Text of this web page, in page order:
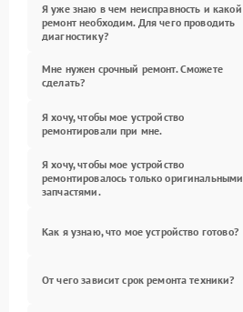
Я уже знаю в чем неисправность и какой
ремонт необходим. Для чего проводить
диагностику?
Мне нужен срочный ремонт. Сможете
сделать?
Я хочу, чтобы мое устройство
ремонтировали при мне.
Я хочу, чтобы мое устройство
ремонтировалось только оригинальными
запчастями.
Как я узнаю, что мое устройство готово?
От чего зависит срок ремонта техники?